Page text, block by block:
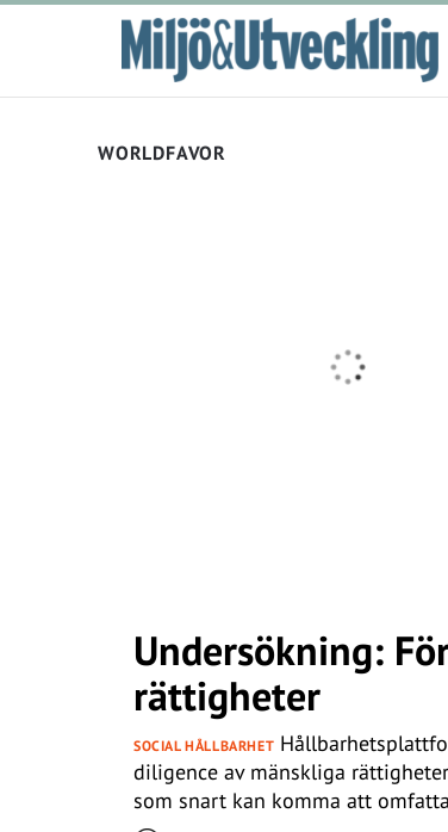
WORLDFAVOR
Undersökning:
rättigheter
SOCIAL HÅLLBARHET
diligence av mänskliga
som snart kan komma att